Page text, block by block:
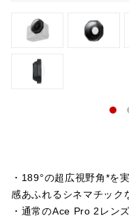
・189°の超広視野角*を
感あふれるシネマチック
・通常のAce Pro 2レン